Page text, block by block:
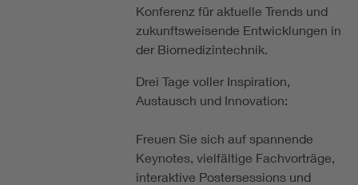
Konferenz für aktuelle Trends und
zukunftsweisende Entwicklungen in
der Biomedizintechnik.
Drei Tage voller Inspiration,
Austausch und Innovation:
Freuen Sie sich auf spannende
Keynotes, vielfältige Fachvorträge,
interaktive Postersessions und